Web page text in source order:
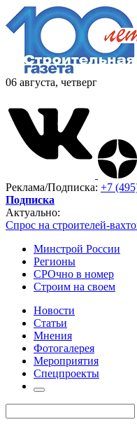
06 августа, четверг
Реклама/Подписка: +7
Подписка
Актуально:
Спрос на строителей-
Минстрой России
Регионы
СРОчно в номер
Строим на своем
Новости
Статьи
Мнения
Фотогалерея
Мероприятия
Спецпроекты